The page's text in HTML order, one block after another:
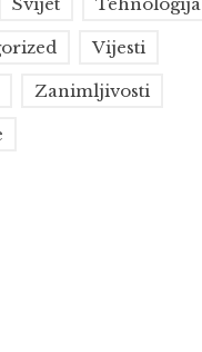
Vijesti
Zanimljivosti